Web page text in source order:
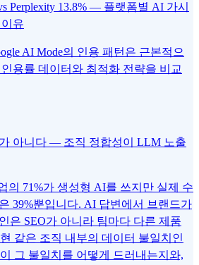
Perplexity 13.8% — 플랫폼별 AI 가시
유
AI Mode의 인용 패턴은 근본적으
용률 데이터와 최적화 전략을 비교
아니다 — 조직 정합성이 LLM 노출
의 71%가 생성형 AI를 쓰지만 실제 수
39%뿐입니다. AI 답변에서 브랜드가
은 SEO가 아니라 팀마다 다른 제품
같은 조직 내부의 데이터 불일치인
그 불일치를 어떻게 드러내는지와,